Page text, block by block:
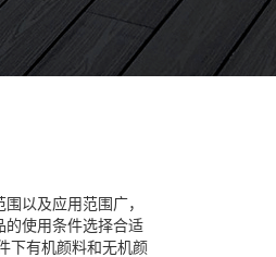
以及应用范围广，
的使用条件选择合适
下有机颜料和无机颜